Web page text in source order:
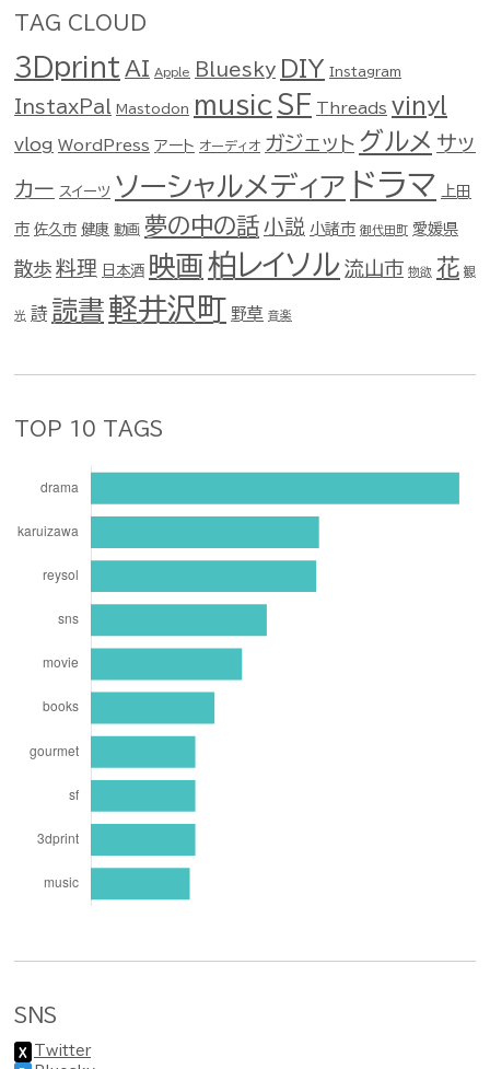
TAG CLOUD
3Dprint AI Apple Bluesky DIY Instagram
InstaxPal Mastodon music SF Threads vinyl
vlog WordPress アート オーディオ ガジェット グルメ サッ
カー スイーツ ソーシャルメディア ドラマ 上田
市 佐久市 健康 動画 夢の中の話 小説 小諸市 御代田町 愛媛県
散歩 料理 日本酒 映画 柏レイソル 流山市 物欲 花 観
光 詩 読書軽井沢町 野草 音楽
TOP 10 TAGS
SNS
X Twitter